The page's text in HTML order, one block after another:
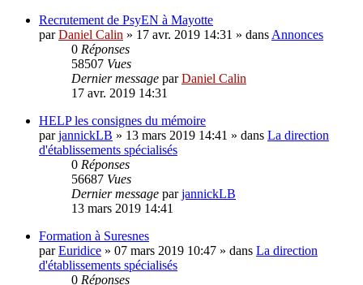
Recrutement de PsyEN à Mayotte
parDaniel Calin » 17 avr. 2019 14:31 » dans Annonces
0 Réponses
58507 Vues
Dernier message parDaniel Calin
17 avr. 2019 14:31
HELP les consignes du mémoire
parjannickLB » 13 mars 2019 14:41 » dans La direction
d'établissements spécialisés
0 Réponses
56687 Vues
Dernier message parjannickLB
13 mars 2019 14:41
Formation à Suresnes
parEuridice » 07 mars 2019 10:47 » dans La direction
d'établissements spécialisés
0 Réponses